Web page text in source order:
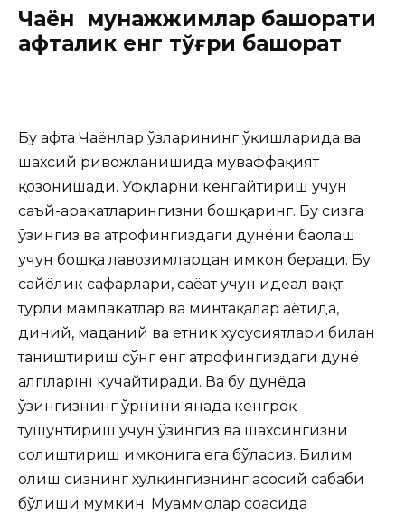
Чаён мунажжимлар башорати
ҳафталик енг тўғри башорат
Бу ҳафта Чаёнлар ўзларининг ўқишларида ва
шахсий ривожланишида муваффақият
қозонишади. Уфқларни кенгайтириш учун
саъй-ҳаракатларингизни бошқаринг. Бу сизга
ўзингиз ва атрофингиздаги дунёни баҳолаш
учун бошқа лавозимлардан имкон беради. Бу
сайёҳлик сафарлари, саёҳат учун идеал вақт.
турли мамлакатлар ва минтақалар ҳаётида,
диний, маданий ва етник хусусиятлари билан
таништириш сўнг енг атрофингиздаги дунё
алгıларıнı кучайтиради. Ва бу дунёда
ўзингизнинг ўрнини янада кенгроқ
тушунтириш учун ўзингиз ва шахсингизни
солиштириш имконига ега бўласиз. Билим
олиш сизнинг хулқингизнинг асосий сабаби
бўлиши мумкин. Муаммолар соҳасида